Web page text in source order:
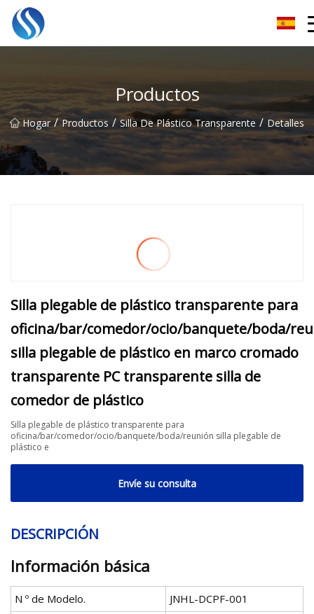
Productos
Hogar / Productos / Silla De Plástico Transparente / Detalles
Silla plegable de plástico transparente para
oficina/bar/comedor/ocio/banquete/boda/
silla plegable de plástico en marco cromado
transparente PC transparente silla de
comedor de plástico
Silla plegable de plástico transparente para
oficina/bar/comedor/ocio/banquete/boda/reunión silla plegable de
plástico e
Envíe su consulta
DESCRIPCIÓN
Información básica
N º de Modelo.
JNHL-DCPF-001